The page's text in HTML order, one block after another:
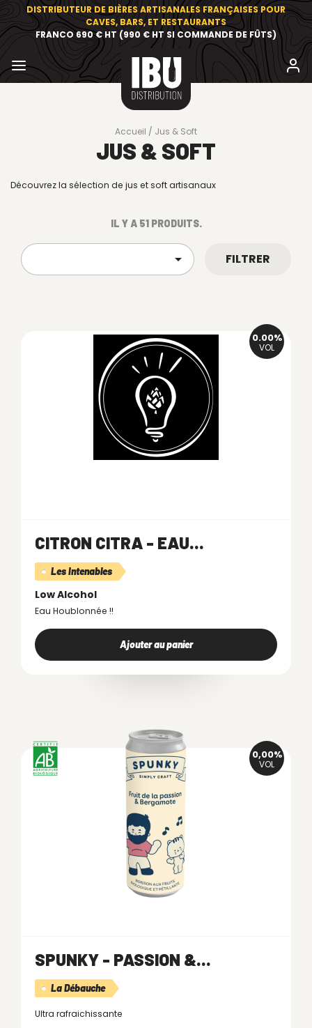
DISTRIBUTEUR DE BIÈRES ARTISANALES FRANÇAISES POUR
CAVES, BARS, ET RESTAURANTS
FRANCO 690 € HT (990 € HT SI COMMANDE DE FÛTS)
Accueil Jus & Soft
JUS & SOFT
Découvrez la sélection de jus et soft artisanaux
IL Y A 51 PRODUITS.
 FILTRER
0.00%
VOL
CITRON CITRA - EAU...
Les Intenables
Low Alcohol
Eau Houblonnée !!
Ajouter au panier
0,00%
VOL
SPUNKY - PASSION &...
La Débauche
Ultra rafraichissante